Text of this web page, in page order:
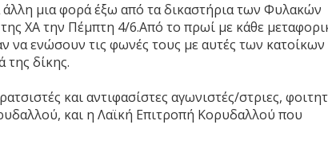
άλλη μια φορά έξω από τα δικαστήρια των Φυλακών
ΧΑ την Πέμπτη 4/6.Από το πρωί με κάθε
να ενώσουν τις φωνές τους με αυτές των
της δίκης.
και αντιφασίστες αγωνιστές/στριες,
και η Λαϊκή Επιτροπή Κορυδαλλού που